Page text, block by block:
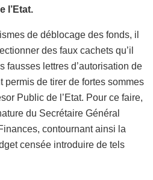
l’Etat.
de déblocage des fonds, il
des faux cachets qu’il
fausses lettres d’autorisation de
permis de tirer de fortes sommes
Public de l’Etat. Pour ce faire,
du Secrétaire Général
contournant ainsi la
censée introduire de tels